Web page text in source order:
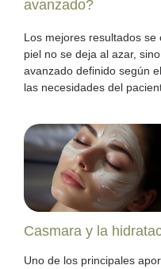
avanzado?
Los mejores resultados
piel no se deja al azar,
avanzado definido según
las necesidades del
Casmara y la
Uno de los principales